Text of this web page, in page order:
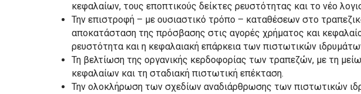
κεφαλαίων, τους εποπτικούς δείκτες ρευστότητας και το νέο
Την επιστροφή – με ουσιαστικό τρόπο – καταθέσεων στο
αποκατάσταση της πρόσβασης στις αγορές χρήματος και
ρευστότητα και η κεφαλαιακή επάρκεια των πιστωτικών
Τη βελτίωση της οργανικής κερδοφορίας των τραπεζών, με τη
κεφαλαίων και τη σταδιακή πιστωτική επέκταση.
Την ολοκλήρωση των σχεδίων αναδιάρθρωσης των πιστωτικών